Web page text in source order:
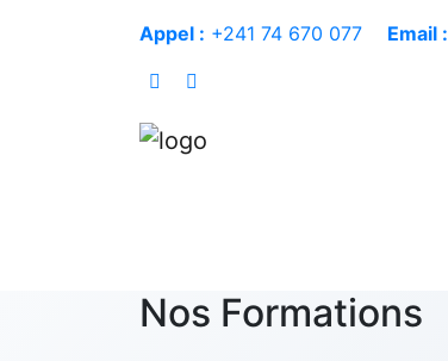
Appel : +241 74 670 077 Email :
Nos Formations